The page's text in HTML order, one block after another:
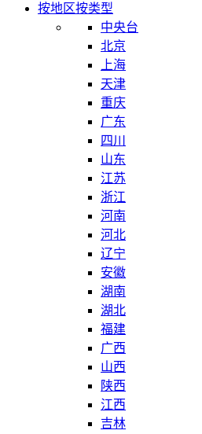
按地区按类型
中央台
北京
上海
天津
重庆
广东
四川
山东
江苏
浙江
河南
河北
辽宁
安徽
湖南
湖北
福建
广西
山西
陕西
江西
吉林